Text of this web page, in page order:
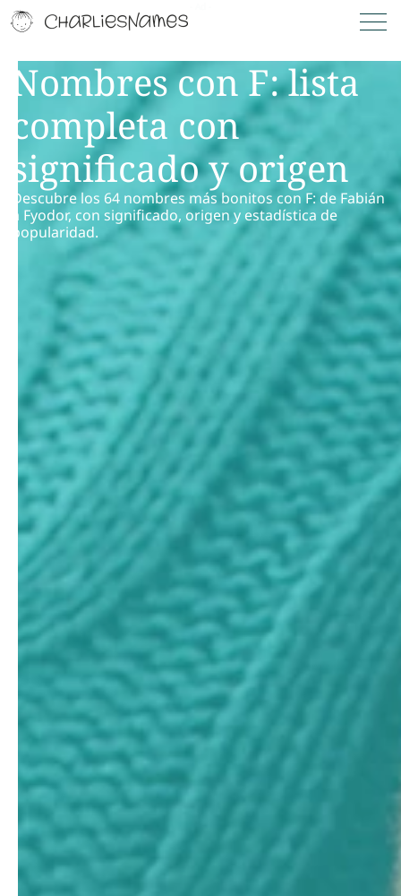
Nombres con F: lista
completa con
significado y origen
Descubre los 64 nombres más bonitos con F: de Fabián
a Fyodor, con significado, origen y estadística de
popularidad.